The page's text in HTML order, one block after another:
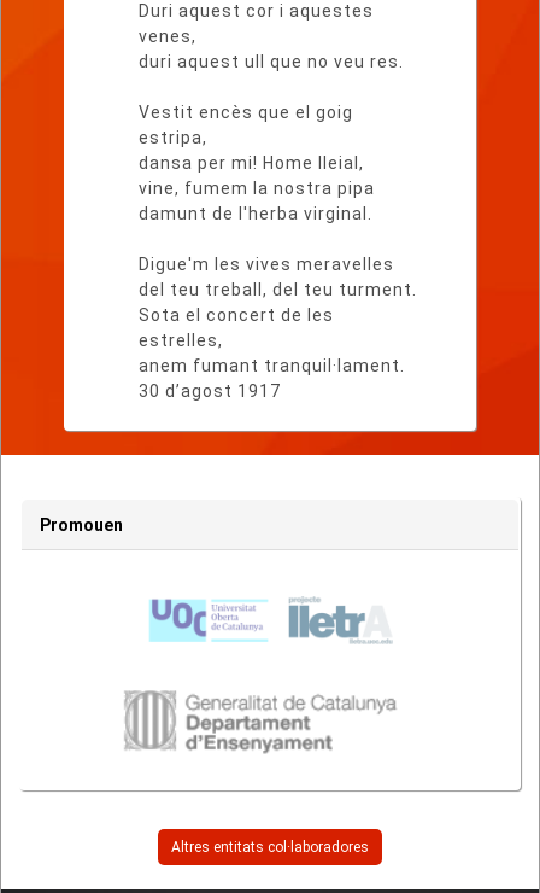
Duri aquest cor i aquestes
venes,
duri aquest ull que no veu res.
Vestit encès que el goig
estripa,
dansa per mi! Home lleial,
vine, fumem la nostra pipa
damunt de l'herba virginal.
Digue'm les vives meravelles
del teu treball, del teu turment.
Sota el concert de les
estrelles,
anem fumant tranquil·lament.
30 d’agost 1917
Promouen
Altres entitats col·laboradores